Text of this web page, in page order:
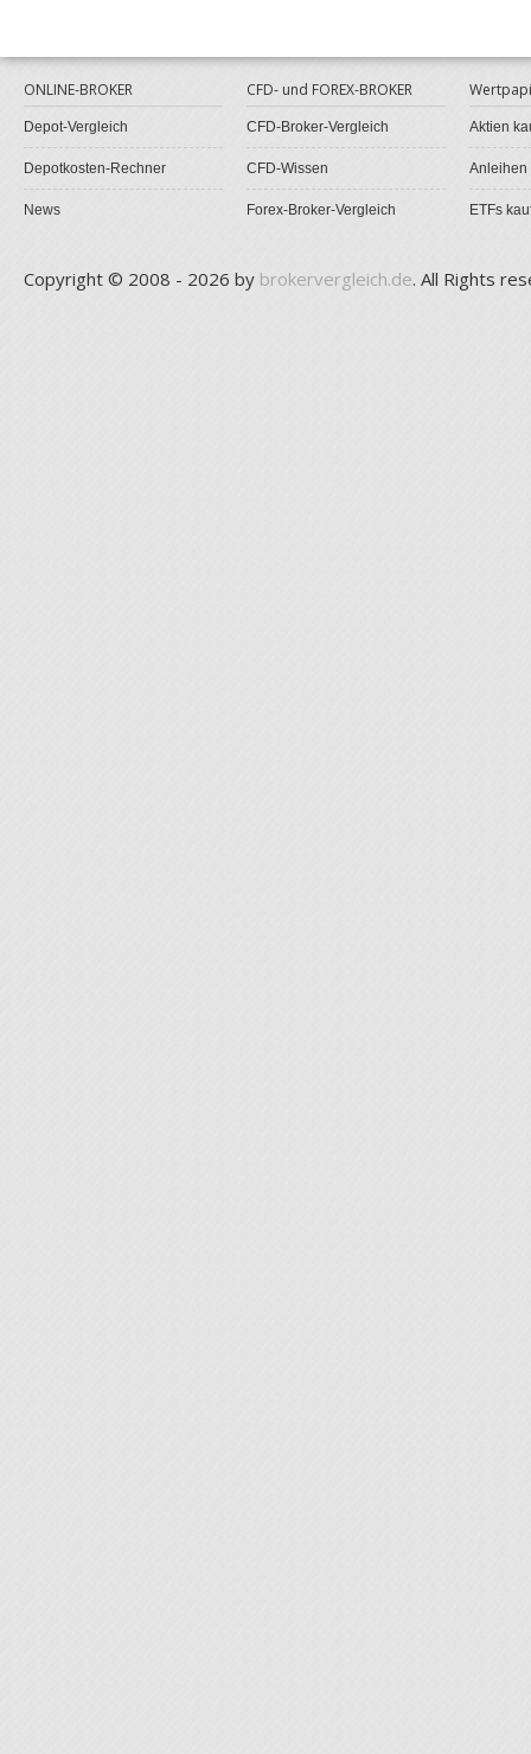
ONLINE-BROKER
Depot-Vergleich
Depotkosten-Rechner
News
CFD- und FOREX-BROKER
CFD-Broker-Vergleich
CFD-Wissen
Forex-Broker-Vergleich
Aktien
Anleihen
ETFs
Copyright © 2008 - 2026 by brokervergleich.de. All Rights